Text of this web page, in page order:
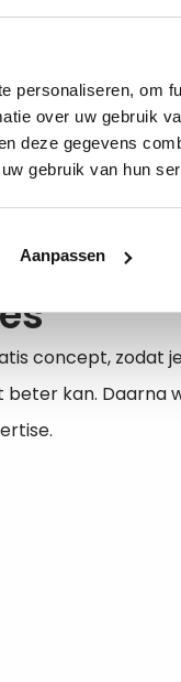
personaliseren, om
over uw gebruik
deze gegevens
gebruik van hun
Aanpassen
concept, zodat
beter kan. Daarna